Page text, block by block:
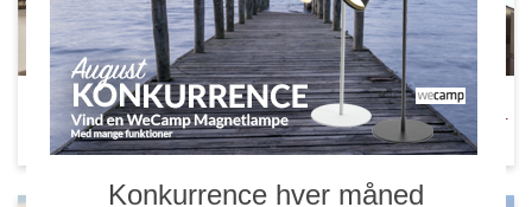
Prepper Udstyr Indvendigt Campingudstyr